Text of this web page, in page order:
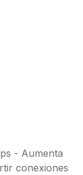
- Aumenta
conexiones